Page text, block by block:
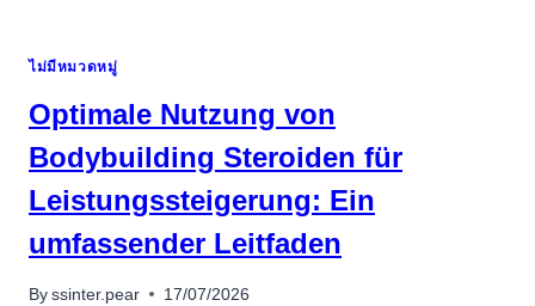
DANSKE
SPILLEBAN
SIDER
ไม่มีหมวดหมู่
Optimale Nutzung von
Bodybuilding Steroiden für
Leistungssteigerung: Ein
umfassender Leitfaden
By ssinter.pear 17/07/2026